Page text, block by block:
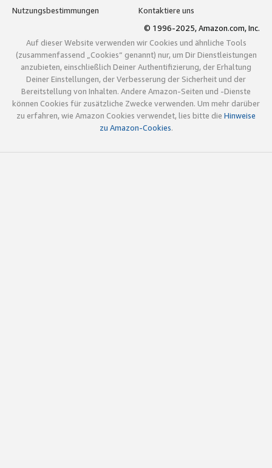
Nutzungsbestimmungen
Kontaktiere uns
© 1996-2025, Amazon.com, Inc.
Auf dieser Website verwenden wir Cookies und ähnliche Tools
(zusammenfassend „Cookies“ genannt) nur, um Dir Dienstleistungen
anzubieten, einschließlich Deiner Authentifizierung, der Erhaltung
Deiner Einstellungen, der Verbesserung der Sicherheit und der
Bereitstellung von Inhalten. Andere Amazon-Seiten und -Dienste
können Cookies für zusätzliche Zwecke verwenden. Um mehr darüber
zu erfahren, wie Amazon Cookies verwendet, lies bitte die Hinweise
zu Amazon-Cookies.